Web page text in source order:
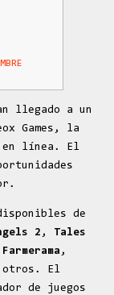
llegado a un
Games, la
en línea. El
de
2 , Tales
Farmerama ,
El
de juegos